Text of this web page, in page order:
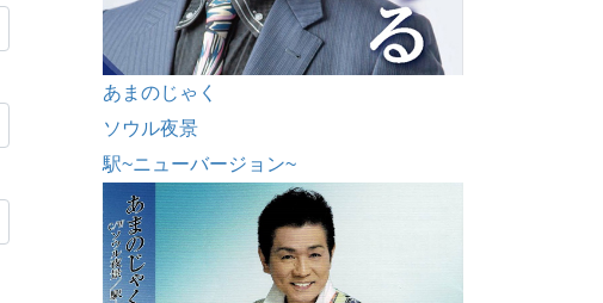
あまのじゃく
ソウル夜景
駅~ニューバージョン~